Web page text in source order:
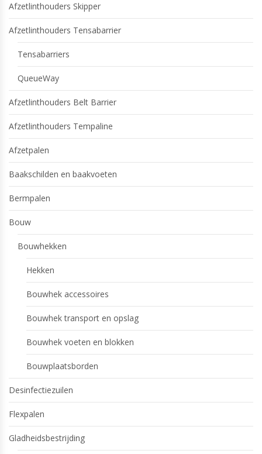
Afzetlinthouders Skipper
Afzetlinthouders Tensabarrier
Tensabarriers
QueueWay
Afzetlinthouders Belt Barrier
Afzetlinthouders Tempaline
Afzetpalen
Baakschilden en baakvoeten
Bermpalen
Bouw
Bouwhekken
Hekken
Bouwhek accessoires
Bouwhek transport en opslag
Bouwhek voeten en blokken
Bouwplaatsborden
Desinfectiezuilen
Flexpalen
Gladheidsbestrijding